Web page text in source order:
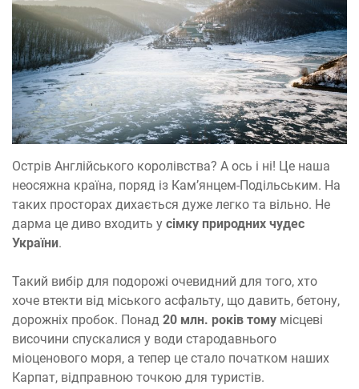
Острів Англійського королівства? А ось і ні! Це наша
неосяжна країна, поряд із Кам’янцем-Подільським. На
таких просторах дихається дуже легко та вільно. Не
дарма це диво входить у сімку природних чудес
України.
Такий вибір для подорожі очевидний для того, хто
хоче втекти від міського асфальту, що давить, бетону,
дорожніх пробок. Понад 20 млн. років тому місцеві
височини спускалися у води стародавнього
міоценового моря, а тепер це стало початком наших
Карпат, відправною точкою для туристів.